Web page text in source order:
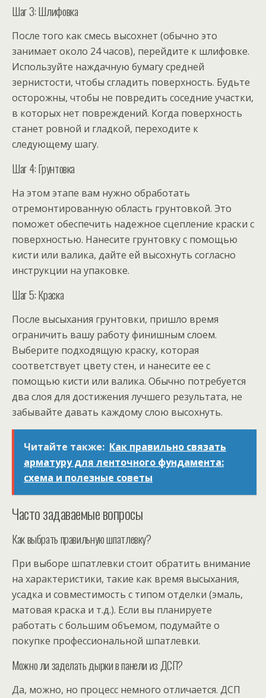
Шаг 3: Шлифовка
После того как смесь высохнет (обычно это
занимает около 24 часов), перейдите к шлифовке.
Используйте наждачную бумагу средней
зернистости, чтобы сгладить поверхность. Будьте
осторожны, чтобы не повредить соседние участки,
в которых нет повреждений. Когда поверхность
станет ровной и гладкой, переходите к
следующему шагу.
Шаг 4: Грунтовка
На этом этапе вам нужно обработать
отремонтированную область грунтовкой. Это
поможет обеспечить надежное сцепление краски с
поверхностью. Нанесите грунтовку с помощью
кисти или валика, дайте ей высохнуть согласно
инструкции на упаковке.
Шаг 5: Краска
После высыхания грунтовки, пришло время
ограничить вашу работу финишным слоем.
Выберите подходящую краску, которая
соответствует цвету стен, и нанесите ее с
помощью кисти или валика. Обычно потребуется
два слоя для достижения лучшего результата, не
забывайте давать каждому слою высохнуть.
Читайте также: Как правильно связать
арматуру для ленточного фундамента:
схема и полезные советы
Часто задаваемые вопросы
Как выбрать правильную шпатлевку?
При выборе шпатлевки стоит обратить внимание
на характеристики, такие как время высыхания,
усадка и совместимость с типом отделки (эмаль,
матовая краска и т.д.). Если вы планируете
работать с большим объемом, подумайте о
покупке профессиональной шпатлевки.
Можно ли заделать дырки в панели из ДСП?
Да, можно, но процесс немного отличается. ДСП